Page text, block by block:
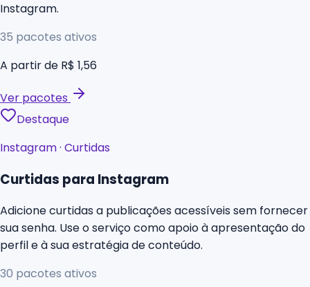
Instagram.
35 pacotes ativos
A partir de R$ 1,56
Ver pacotes
Destaque
Instagram· Curtidas
Curtidas para Instagram
Adicione curtidas a publicações acessíveis sem fornecer
sua senha. Use o serviço como apoio à apresentação do
perfil e à sua estratégia de conteúdo.
30 pacotes ativos